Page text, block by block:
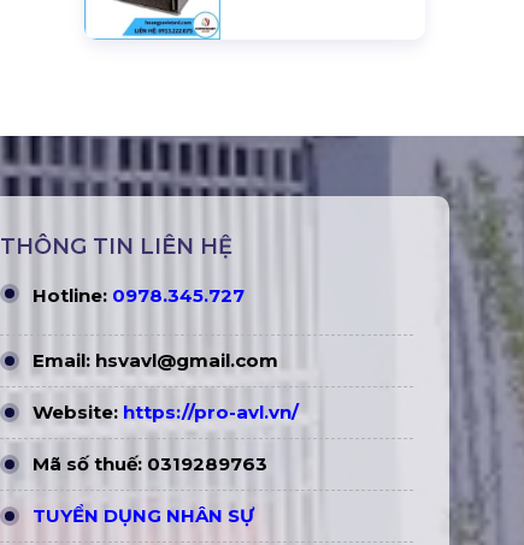
THÔNG TIN LIÊN HỆ
Hotline: 0978.345.727
Email: hsvavl@gmail.com
Website: https://pro-avl.vn/
Mã số thuế: 0319289763
TUYỂN DỤNG NHÂN SỰ